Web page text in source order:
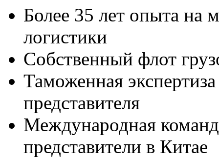
Более 35 лет опыта на
логистики
Собственный флот
Таможенная
представителя
Международная
представители в Китае